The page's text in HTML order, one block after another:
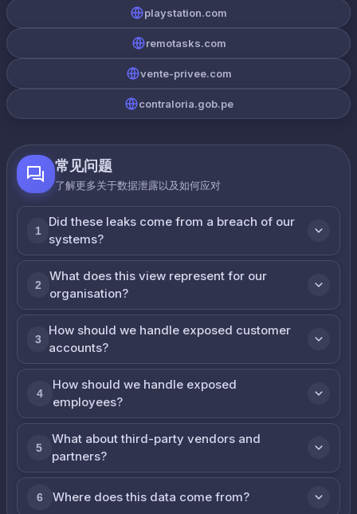
playstation.com
remotasks.com
vente-privee.com
contraloria.gob.pe
常见问题
了解更多关于数据泄露以及如何应对
1
Did these leaks come from a breach of our
systems?
2
What does this view represent for our
organisation?
3
How should we handle exposed customer
accounts?
4
How should we handle exposed
employees?
5
What about third-party vendors and
partners?
6 Where does this data come from?